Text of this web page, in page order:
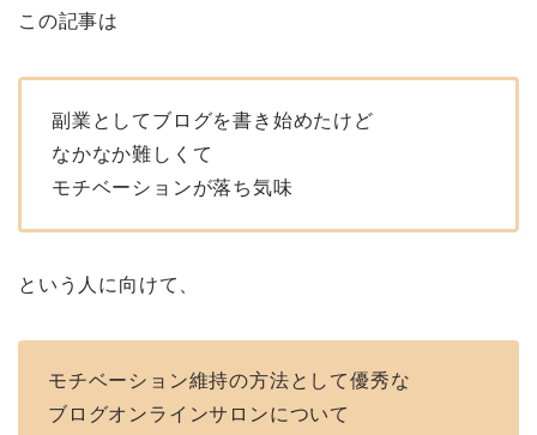
この記事は
副業としてブログを書き始めたけど
なかなか難しくて
モチベーションが落ち気味
という人に向けて、
モチベーション維持の方法として優秀な
ブログオンラインサロンについて